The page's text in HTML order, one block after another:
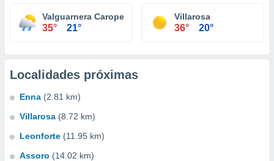
Valguarnera Caropepe
35° 21°
Villarosa
36° 20°
Localidades próximas
Enna (2.81 km)
Villarosa (8.72 km)
Leonforte (11.95 km)
Assoro (14.02 km)